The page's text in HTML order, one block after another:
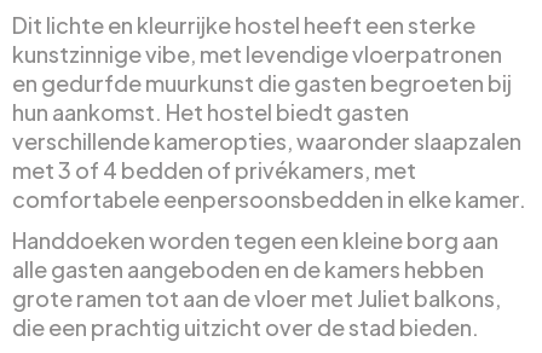
Dit lichte en kleurrijke hostel heeft een sterke
kunstzinnige vibe, met levendige vloerpatronen
en gedurfde muurkunst die gasten begroeten bij
hun aankomst. Het hostel biedt gasten
verschillende kameropties, waaronder slaapzalen
met 3 of 4 bedden of privékamers, met
comfortabele eenpersoonsbedden in elke kamer.
Handdoeken worden tegen een kleine borg aan
alle gasten aangeboden en de kamers hebben
grote ramen tot aan de vloer met Juliet balkons,
die een prachtig uitzicht over de stad bieden.